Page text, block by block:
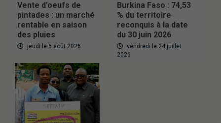
Vente d’oeufs de
pintades : un marché
rentable en saison
des pluies
jeudi le 6 août 2026
Burkina Faso : 74,53
% du territoire
reconquis à la date
du 30 juin 2026
vendredi le 24 juillet
2026